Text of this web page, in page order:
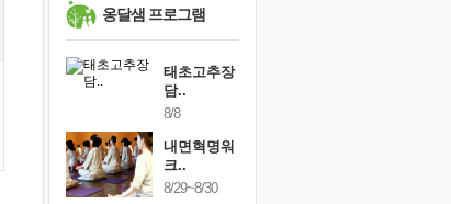
희망이란
'모른다'는 것
옹달샘 프로그램
태초고추장
담..
8/8
내면혁명워
크..
8/29~8/30